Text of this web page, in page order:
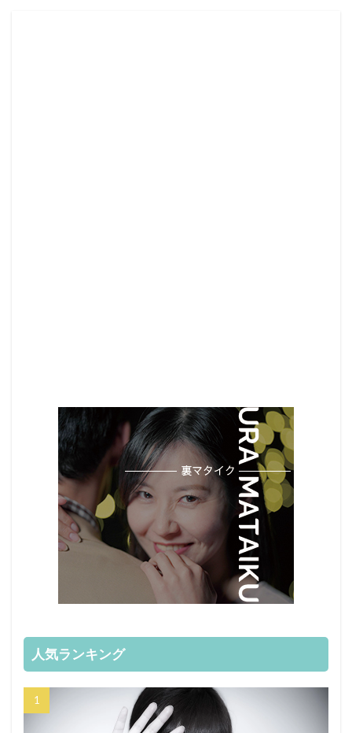
人気ランキング